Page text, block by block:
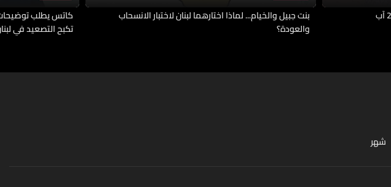
بنت جبيل والخيام... لماذا اختارهما لبنان لاختبار الانسحاب
والعودة؟
كاتس يطلب
تكبح التصعيد في
شهر